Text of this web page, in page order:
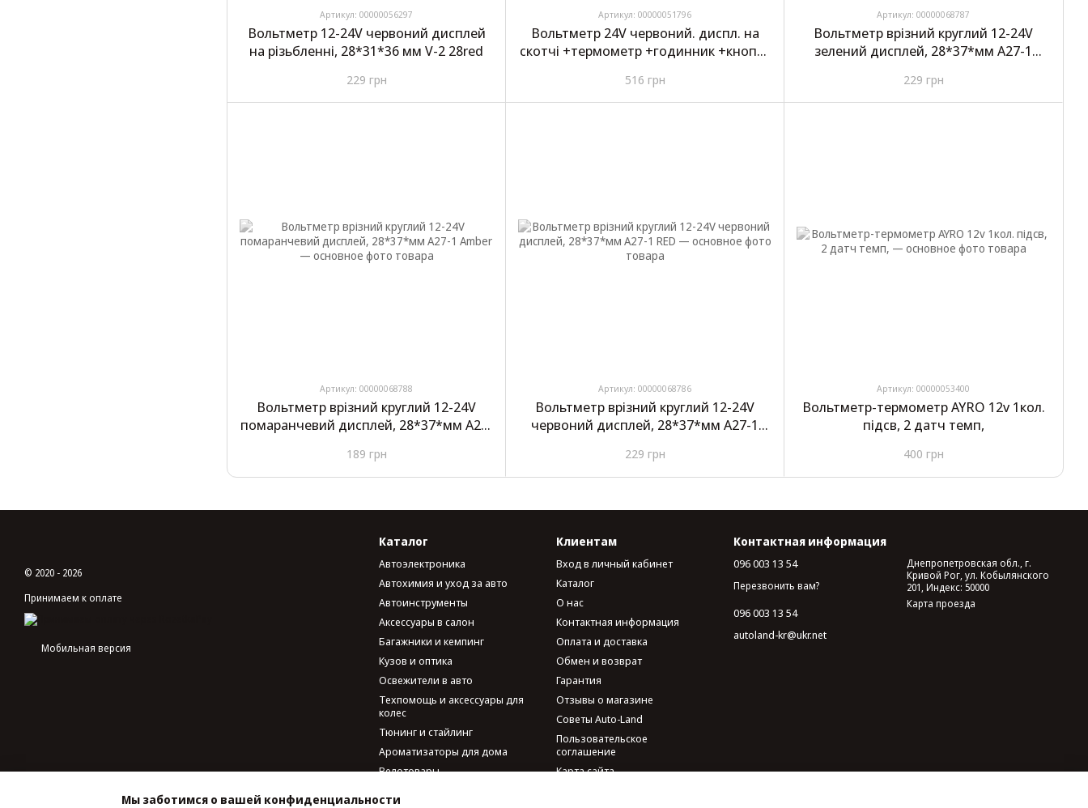
Артикул: 00000056297
Вольтметр 12-24V червоний дисплей
на різьбленні, 28*31*36 мм V-2 28red
229 грн
Артикул: 00000051796
Вольтметр 24V червоний. диспл. на
скотчі +термометр +годинник +кнопка
516 грн
Артикул: 00000068787
Вольтметр врізний круглий 12-24V
зелений дисплей, 28*37*мм A27-1
229 грн
Артикул: 00000068788
Вольтметр врізний круглий 12-24V
помаранчевий дисплей, 28*37*мм A27-
189 грн
Артикул: 00000068786
Вольтметр врізний круглий 12-24V
червоний дисплей, 28*37*мм A27-1
229 грн
Артикул: 00000053400
Вольтметр-термометр AYRO 12v 1кол.
підсв, 2 датч темп,
400 грн
© 2020 - 2026
Принимаем к оплате
Мобильная версия
Каталог
Автоэлектроника
Автохимия и уход за авто
Автоинструменты
Аксессуары в салон
Багажники и кемпинг
Кузов и оптика
Освежители в авто
Техпомощь и аксессуары для
колес
Тюнинг и стайлинг
Ароматизаторы для дома
Велотовары
гаджеты
Клиентам
Вход в личный кабинет
Каталог
О нас
Контактная информация
Оплата и доставка
Обмен и возврат
Гарантия
Отзывы о магазине
Советы Auto-Land
Пользовательское
соглашение
Карта сайта
Контактная информация
096 003 13 54
Перезвонить вам?
096 003 13 54
autoland-kr@ukr.net
Днепропетровская обл., г.
Кривой Рог, ул. Кобылянского
201, Индекс: 50000
Карта проезда
Мы заботимся о вашей конфиденциальности